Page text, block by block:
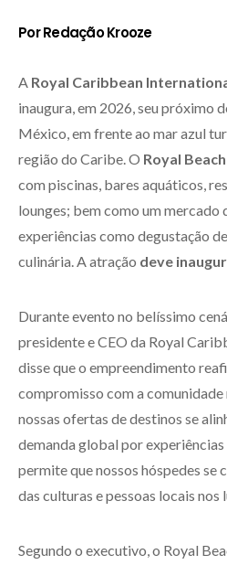
Por Redação Krooze
A Royal Caribbean
inaugura, em 2026, seu próximo
México, em frente ao mar azul
região do Caribe. O Royal
com piscinas, bares aquáticos,
lounges; bem como um mercado
experiências como degustação
culinária. A atração deve
Durante evento no belíssimo
presidente e CEO da Royal
disse que o empreendimento
compromisso com a comunidade
nossas ofertas de destinos se
demanda global por
permite que nossos hóspedes se
das culturas e pessoas locais nos
Segundo o executivo, o Royal